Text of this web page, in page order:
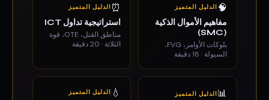
🧠 الدليل المتميز
مفاهيم الأموال الذكية
(SMC)
بلوكات الأوامر، FVG،
السيولة · 18 دقيقة
⏰ الدليل المتميز
استراتيجية تداول ICT
مناطق القتل، OTE، قوة
الثلاثة · 20 دقيقة
📊 الدليل المتميز 💧 الدليل المتميز